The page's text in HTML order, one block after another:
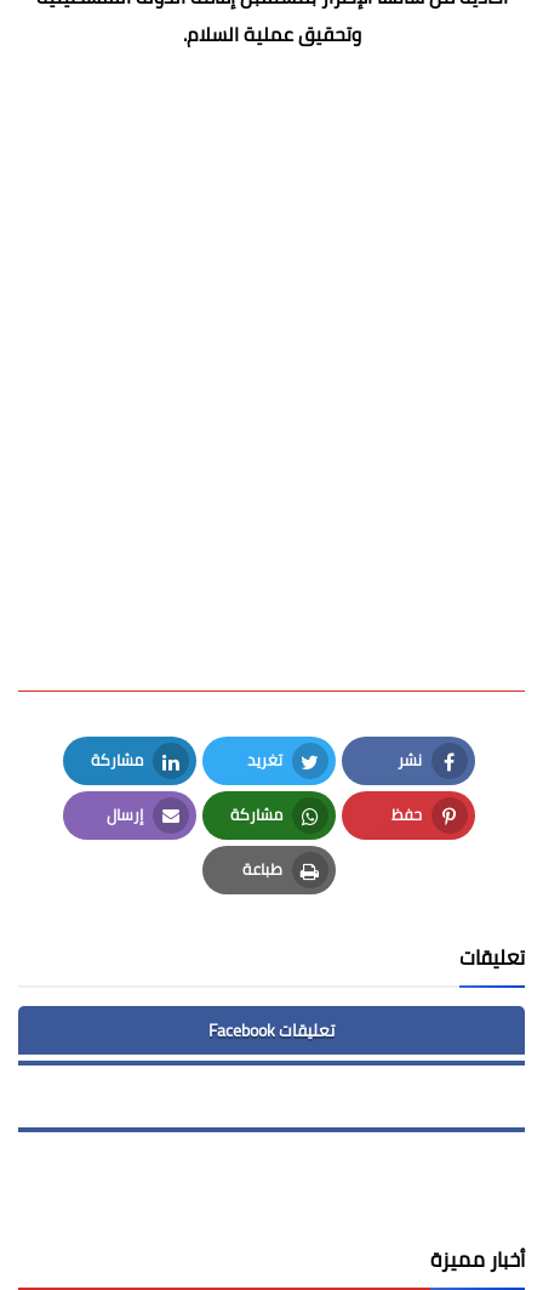
وتحقيق عملية السلام.
نشر
Facebook
تغريد
Twitter
مشاركة
LinkedIn
حفظ
Pinterest
مشاركة
Whatsapp
إرسال
Email
طباعة
Print
تعليقات
تعليقات Facebook
أخبار مميزة